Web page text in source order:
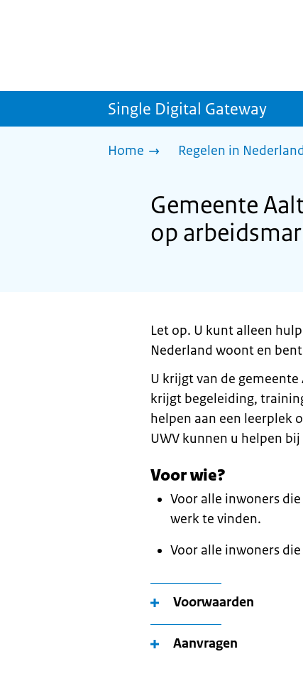
Single Digital Gateway
Home Regelen in Nederland
Gemeente
op
Let op. U kunt alleen
Nederland woont en
U krijgt van de
krijgt begeleiding,
helpen aan een leerplek
UWV kunnen u helpen
Voor wie?
Voor alle inwoners
werk te vinden.
Voor alle inwoners
Voorwaarden
Aanvragen